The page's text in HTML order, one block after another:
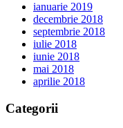
ianuarie 2019
decembrie 2018
septembrie 2018
iulie 2018
iunie 2018
mai 2018
aprilie 2018
Categorii